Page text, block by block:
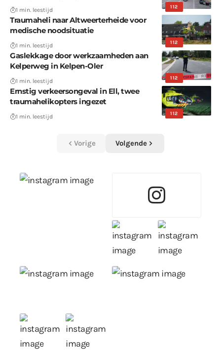
112
1 min. leestijd
112
Traumaheli naar Altweerterheide voor
medische noodsituatie
1 min. leestijd
112
Gaslekkage door werkzaamheden aan
Kelperweg in Kelpen-Oler
1 min. leestijd
112
Ernstig verkeersongeval in Ell, twee
traumahelikopters ingezet
1 min. leestijd
Vorige Volgende